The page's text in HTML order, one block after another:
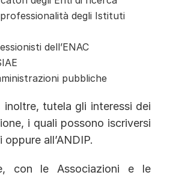
degli Istituti
dell’ENAC
pubbliche
inoltre, tutela gli interessi dei
i quali possono iscriversi
all’ANDIP.
con le Associazioni e le